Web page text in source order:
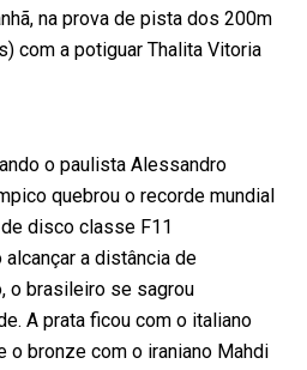
na prova de pista dos 200m
com a potiguar Thalita Vitoria
o paulista Alessandro
quebrou o recorde mundial
disco classe F11
a distância de
o brasileiro se sagrou
A prata ficou com o italiano
o bronze com o iraniano Mahdi